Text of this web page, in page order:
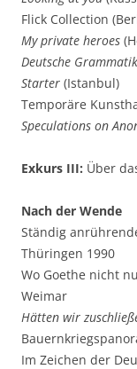
Flick Collection
My private heroes
Deutsche Grammatik
Starter (Istanbul)
Temporäre
Speculations on
Exkurs III: Über
Nach der Wende
Ständig
Thüringen 1990
Wo Goethe nicht
Weimar
Hätten wir
Im Zeichen der